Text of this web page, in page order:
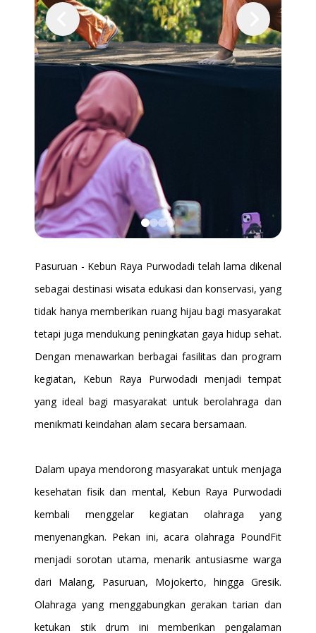
SPACE RENTAL
KULINER
MEMBERSHIP
BALI
Pasuruan - Kebun Raya Purwodadi telah lama dikenal
sebagai destinasi wisata edukasi dan konservasi, yang
tidak hanya memberikan ruang hijau bagi masyarakat
tetapi juga mendukung peningkatan gaya hidup sehat.
Dengan menawarkan berbagai fasilitas dan program
kegiatan, Kebun Raya Purwodadi menjadi tempat
yang ideal bagi masyarakat untuk berolahraga dan
menikmati keindahan alam secara bersamaan.
Dalam upaya mendorong masyarakat untuk menjaga
kesehatan fisik dan mental, Kebun Raya Purwodadi
kembali menggelar kegiatan olahraga yang
menyenangkan. Pekan ini, acara olahraga PoundFit
menjadi sorotan utama, menarik antusiasme warga
dari Malang, Pasuruan, Mojokerto, hingga Gresik.
Olahraga yang menggabungkan gerakan tarian dan
ketukan stik drum ini memberikan pengalaman